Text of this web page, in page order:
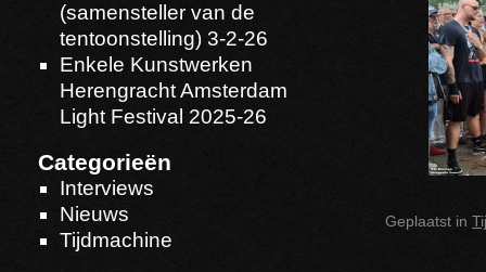
Geplaatst in
(samensteller van de
tentoonstelling) 3-2-26
Enkele Kunstwerken
Herengracht Amsterdam
Light Festival 2025-26
Categorieën
Interviews
Nieuws
Tijdmachine